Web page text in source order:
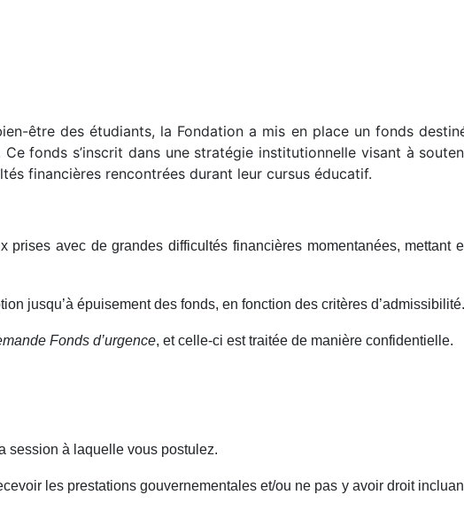
être des étudiants, la Fondation a mis en place un fonds
fonds s’inscrit dans une stratégie institutionnelle visant à
financières rencontrées durant leur cursus éducatif.
prises avec de grandes difficultés financières momentanées,
jusqu’à épuisement des fonds, en fonction des critères
Fonds d’urgence, et celle-ci est traitée de manière confidentielle.
session à laquelle vous postulez.
les prestations gouvernementales et/ou ne pas y avoir droit